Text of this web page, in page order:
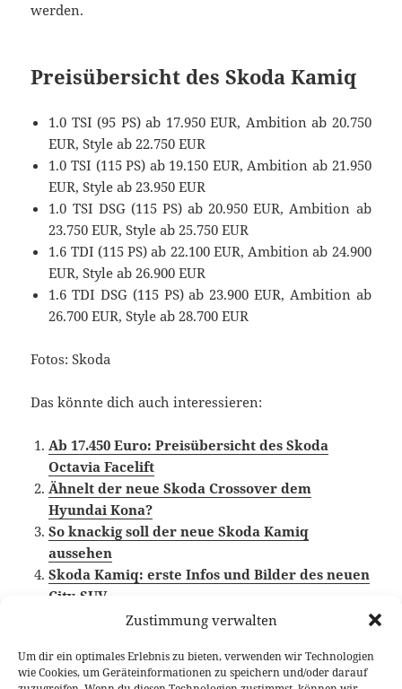
Zustimmung verwalten
Um dir ein optimales Erlebnis zu bieten, verwenden wir Technologien
wie Cookies, um Geräteinformationen zu speichern und/oder darauf
werden.
Preisübersicht des Skoda Kamiq
1.0 TSI (95 PS) ab 17.950 EUR, Ambition ab 20.750
EUR, Style ab 22.750 EUR
1.0 TSI (115 PS) ab 19.150 EUR, Ambition ab 21.950
EUR, Style ab 23.950 EUR
1.0 TSI DSG (115 PS) ab 20.950 EUR, Ambition ab
23.750 EUR, Style ab 25.750 EUR
1.6 TDI (115 PS) ab 22.100 EUR, Ambition ab 24.900
EUR, Style ab 26.900 EUR
1.6 TDI DSG (115 PS) ab 23.900 EUR, Ambition ab
26.700 EUR, Style ab 28.700 EUR
Fotos: Skoda
Das könnte dich auch interessieren:
Ab 17.450 Euro: Preisübersicht des Skoda
Octavia Facelift
Ähnelt der neue Skoda Crossover dem
Hyundai Kona?
So knackig soll der neue Skoda Kamiq
aussehen
Skoda Kamiq: erste Infos und Bilder des neuen
City-SUV
Skoda Kamiq 1.0 TSI Fahrbericht: 95 und 115 PS